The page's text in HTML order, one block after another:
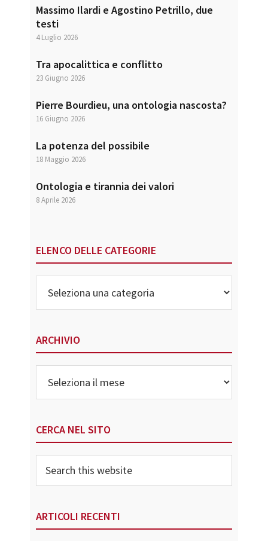
Massimo Ilardi e Agostino Petrillo, due
testi
4 Luglio 2026
Tra apocalittica e conflitto
23 Giugno 2026
Pierre Bourdieu, una ontologia nascosta?
16 Giugno 2026
La potenza del possibile
18 Maggio 2026
Ontologia e tirannia dei valori
8 Aprile 2026
ELENCO DELLE CATEGORIE
delle
Categorie
ARCHIVIO
CERCA NEL SITO
this
ARTICOLI RECENTI